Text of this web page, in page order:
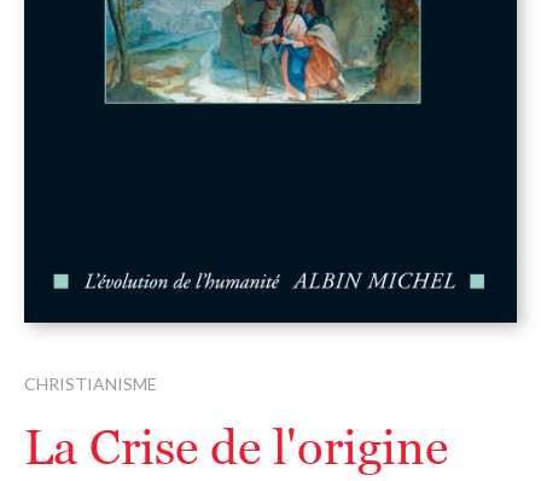
CHRISTIANISME
La Crise de l'origine